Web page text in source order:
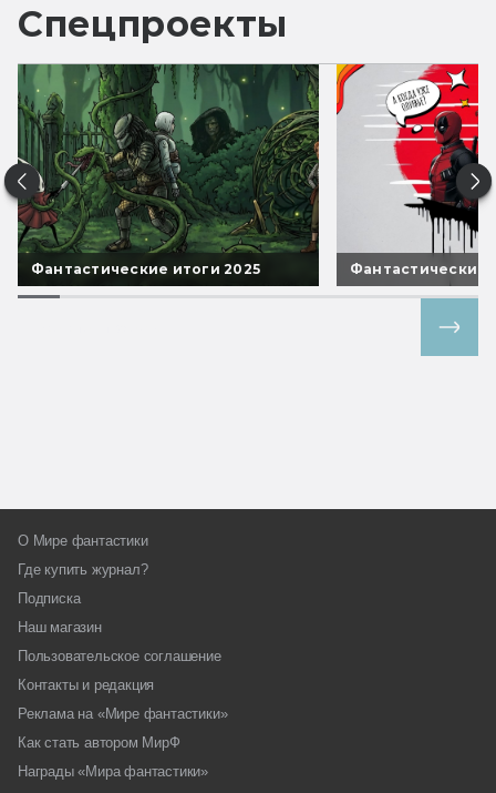
Спецпроекты
Фантастические итоги 2025 Фантастические
О Мире фантастики
Где купить журнал?
Подписка
Наш магазин
Пользовательское соглашение
Контакты и редакция
Реклама на «Мире фантастики»
Как стать автором МирФ
Награды «Мира фантастики»